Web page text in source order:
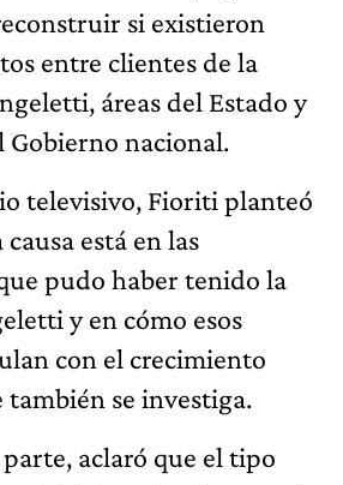
si existieron
entre clientes de la
áreas del Estado y
nacional.
televisivo, Fioriti planteó
está en las
pudo haber tenido la
y en cómo esos
con el crecimiento
se investiga.
aclaró que el tipo